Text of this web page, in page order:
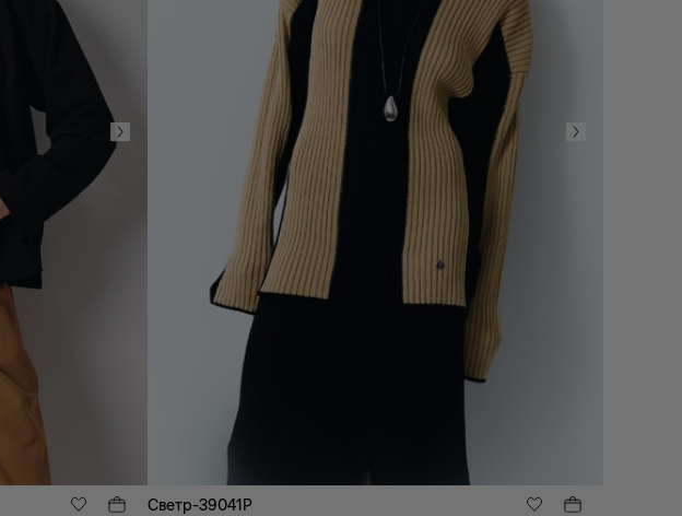
Светр-39041P